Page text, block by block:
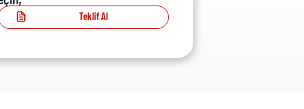
Teklif Al